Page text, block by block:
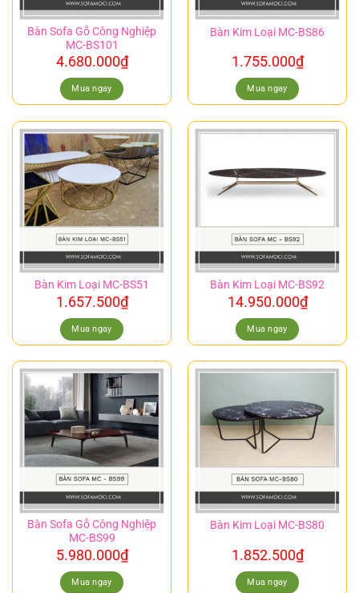
Bàn Sofa Gỗ Công Nghiệp
MC-BS101
4.680.000₫
Mua ngay
Bàn Kim Loại MC-BS86
1.755.000₫
Mua ngay
Bàn Kim Loại MC-BS51
1.657.500₫
Mua ngay
Bàn Kim Loại MC-BS92
14.950.000₫
Mua ngay
Bàn Sofa Gỗ Công Nghiệp
MC-BS99
5.980.000₫
Mua ngay
Bàn Kim Loại MC-BS80
1.852.500₫
Mua ngay